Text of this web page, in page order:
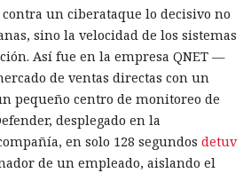
contra un ciberataque lo decisivo no
sino la velocidad de los sistemas
Así fue en la empresa QNET —
de ventas directas con un
pequeño centro de monitoreo de
desplegado en la
en solo 128 segundos detuv
de un empleado, aislando el